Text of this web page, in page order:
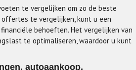
te vergelijken om zo de beste
te vergelijken, kunt u een
behoeften. Het vergelijken van
te optimaliseren, waardoor u kunt
autoaankoop,